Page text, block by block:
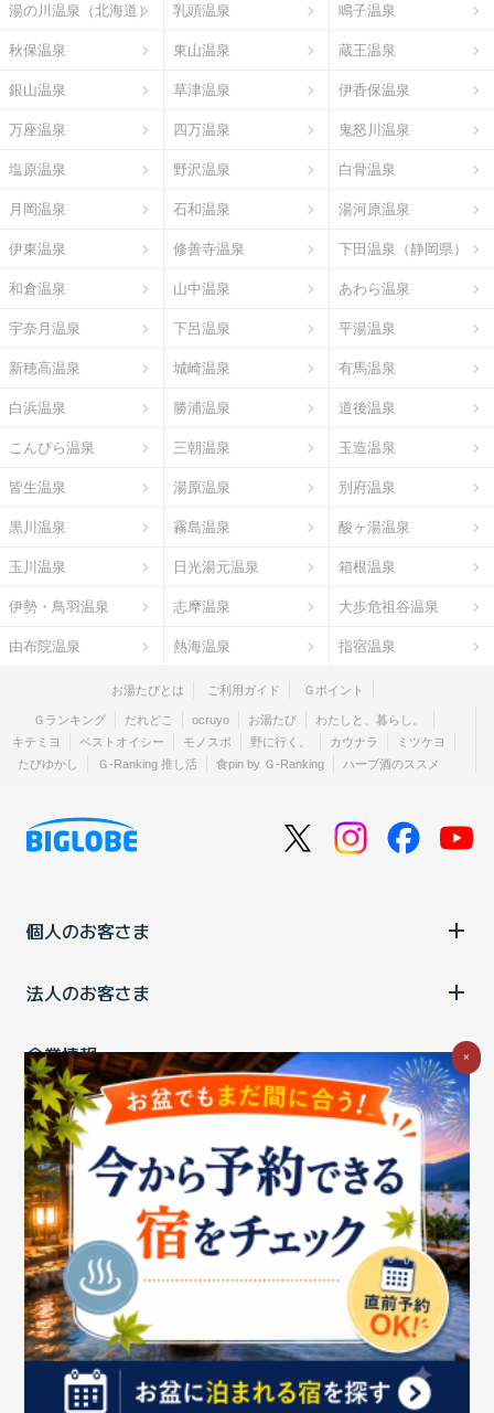
湯の川温泉（北海道） 乳頭温泉 鳴子温泉
秋保温泉 東山温泉 蔵王温泉
銀山温泉 草津温泉 伊香保温泉
万座温泉 四万温泉 鬼怒川温泉
塩原温泉 野沢温泉 白骨温泉
月岡温泉 石和温泉 湯河原温泉
伊東温泉 修善寺温泉 下田温泉（静岡県）
和倉温泉 山中温泉 あわら温泉
宇奈月温泉 下呂温泉 平湯温泉
新穂高温泉 城崎温泉 有馬温泉
白浜温泉 勝浦温泉 道後温泉
こんぴら温泉 三朝温泉 玉造温泉
皆生温泉 湯原温泉 別府温泉
黒川温泉 霧島温泉 酸ヶ湯温泉
玉川温泉 日光湯元温泉 箱根温泉
伊勢・鳥羽温泉 志摩温泉 大歩危祖谷温泉
由布院温泉 熱海温泉 指宿温泉
お湯たびとは ご利用ガイド Ｇポイント
Ｇランキング だれどこ ocruyo お湯たび
わたしと、暮らし。
キテミヨ
ベストオイシー モノスポ 野に行く。 カウナラ
ミツケヨ
たびゆかし
Ｇ-Ranking 推し活 食pin by Ｇ-Ranking ハーブ酒のススメ
個人のお客さま
法人のお客さま
企業情報
ご利用中の方
お問い合わせ消費税の表示 ウェブアクセシビリティの取り組み
個人情報保護ポリシープライバシーポータル
Cookieポリシー
特定商取引法に基づく表記情報セキュリティ基本方針
商標についてBIGLOBEトップ
Copyright ©BIGLOBE Inc. 2026.All rights reserved.
×